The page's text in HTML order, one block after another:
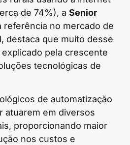
de 74%), a Senior
referência no mercado de
destaca que muito desse
pela crescente
tecnológicas de
de automatização
atuarem em diversos
proporcionando maior
nos custos e